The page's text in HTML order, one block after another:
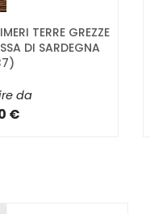
TERRE GREZZE
DI SARDEGNA
da
€